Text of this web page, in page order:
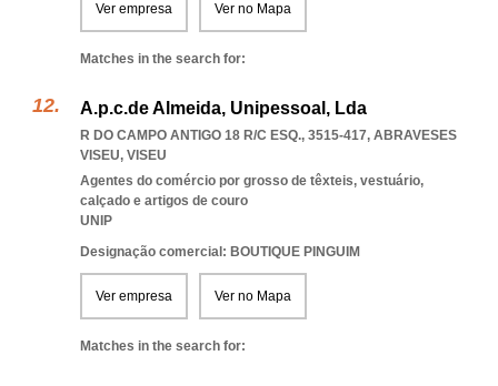
Ver empresa Ver no Mapa
Matches in the search for:
A.p.c.de Almeida, Unipessoal, Lda
R DO CAMPO ANTIGO 18 R/C ESQ., 3515-417, ABRAVESES
VISEU, VISEU
Agentes do comércio por grosso de têxteis, vestuário,
calçado e artigos de couro
UNIP
Designação comercial: BOUTIQUE PINGUIM
Ver empresa Ver no Mapa
Matches in the search for: